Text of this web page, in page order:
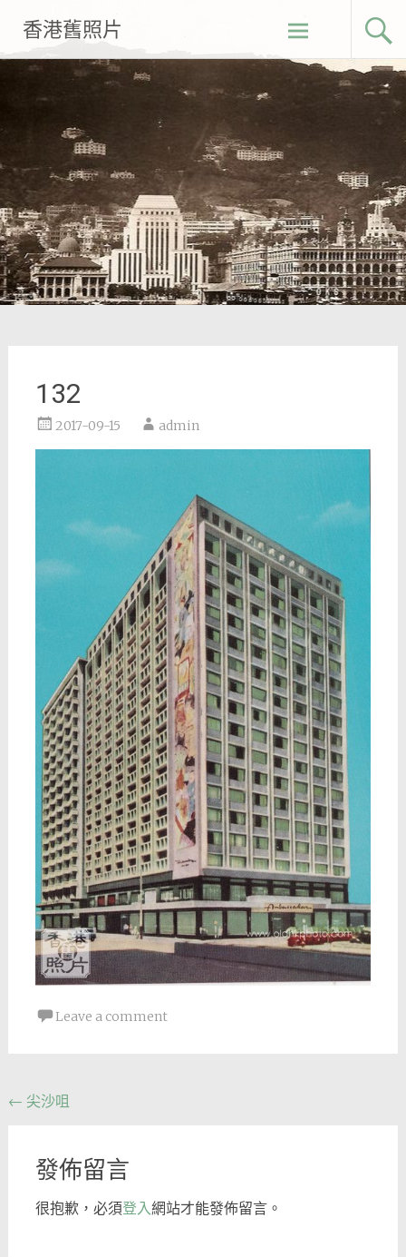
content
香港舊照片
132
2017-09-15 admin
Leave a comment
Post
← 尖沙咀
發佈留言
很抱歉，必須登入網站才能發佈留言。